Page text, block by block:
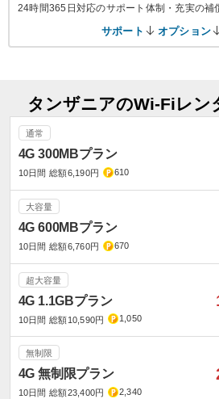
24時間365日対応のサポート体制・充実の補
サポート オプション
タンザニアのWi-Fiレン
通常
4G 300MBプラン
10日間 総額6,190円 610
大容量
4G 600MBプラン
10日間 総額6,760円 670
超大容量
4G 1.1GBプラン
10日間 総額10,590円 1,050
無制限
4G 無制限プラン
10日間 総額23,400円 2,340